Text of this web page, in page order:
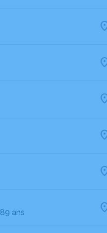
89 ans